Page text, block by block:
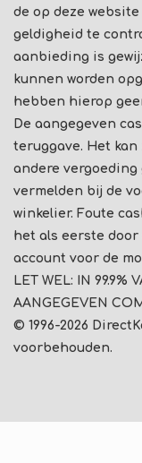
de op deze
geldigheid te
aanbieding is
kunnen worden
hebben hierop
De aangegeven
teruggave. Het
andere
vermelden bij de
winkelier. Foute
het als eerste door
account voor de
LET WEL: IN 99.9%
AANGEGEVEN
© 1996-2026
voorbehouden.